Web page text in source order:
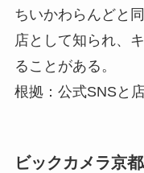
ちいかわらんどと
店として知られ、
ることがある。
根拠：公式SNSと
ビックカメラ京